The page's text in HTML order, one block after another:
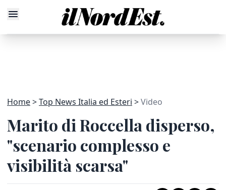
Home Top News Italia ed Esteri Video
Marito di Roccella disperso,
"scenario complesso e
visibilità scarsa"